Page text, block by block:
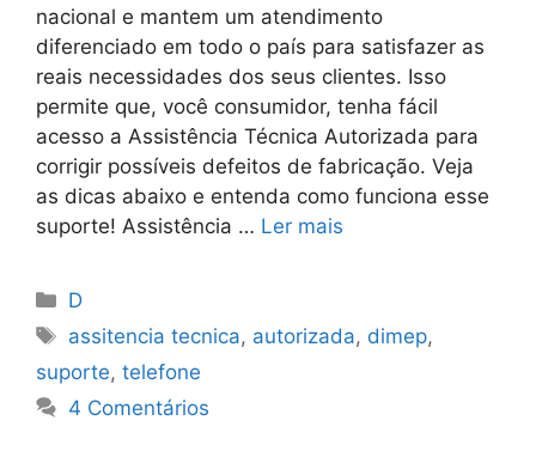
nacional e mantem um atendimento
diferenciado em todo o país para satisfazer as
reais necessidades dos seus clientes. Isso
permite que, você consumidor, tenha fácil
acesso a Assistência Técnica Autorizada para
corrigir possíveis defeitos de fabricação. Veja
as dicas abaixo e entenda como funciona esse
suporte! Assistência … Ler mais
Categorias
D
Tags
assitencia tecnica, autorizada, dimep,
suporte, telefone
4 Comentários